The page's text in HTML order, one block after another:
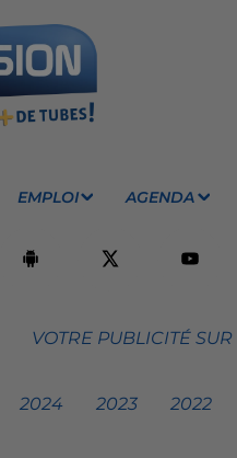
EMPLOI AGENDA
VOTRE PUBLICITÉ
2024 2023 2022